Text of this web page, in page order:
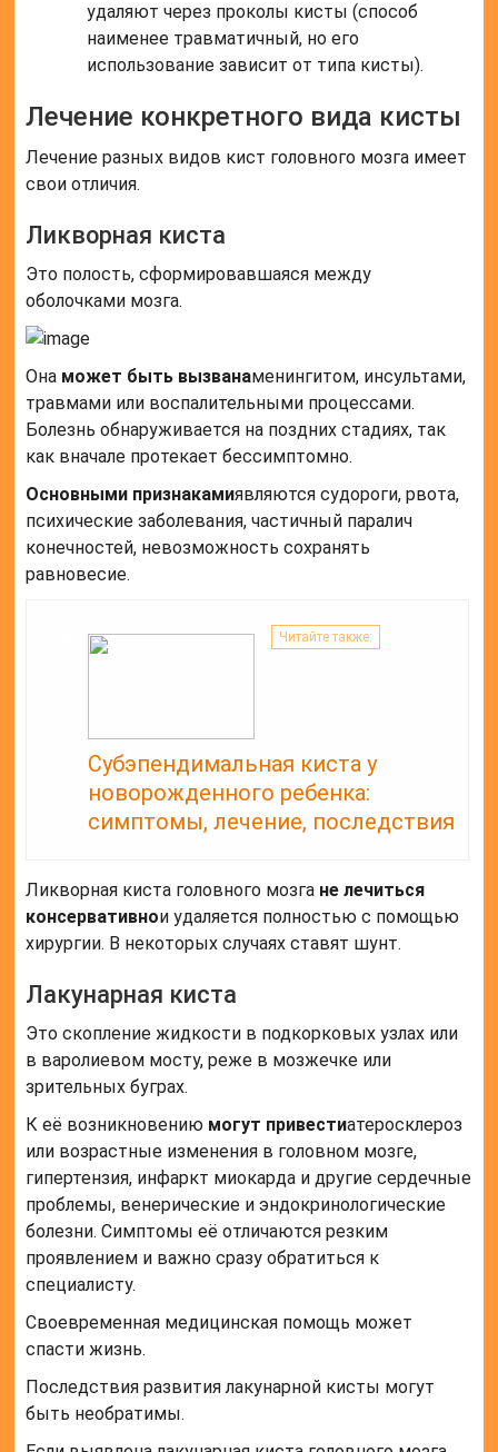
удаляют через проколы кисты (способ
наименее травматичный, но его
использование зависит от типа кисты).
Лечение конкретного вида кисты
Лечение разных видов кист головного мозга имеет
свои отличия.
Ликворная киста
Это полость, сформировавшаяся между
оболочками мозга.
Она может быть вызванаменингитом, инсультами,
травмами или воспалительными процессами.
Болезнь обнаруживается на поздних стадиях, так
как вначале протекает бессимптомно.
Основными признакамиявляются судороги, рвота,
психические заболевания, частичный паралич
конечностей, невозможность сохранять
равновесие.
Читайте также:
Субэпендимальная киста у
новорожденного ребенка:
симптомы, лечение, последствия
Ликворная киста головного мозга не лечиться
консервативнои удаляется полностью с помощью
хирургии. В некоторых случаях ставят шунт.
Лакунарная киста
Это скопление жидкости в подкорковых узлах или
в варолиевом мосту, реже в мозжечке или
зрительных буграх.
К её возникновению могут привестиатеросклероз
или возрастные изменения в головном мозге,
гипертензия, инфаркт миокарда и другие сердечные
проблемы, венерические и эндокринологические
болезни. Симптомы её отличаются резким
проявлением и важно сразу обратиться к
специалисту.
Своевременная медицинская помощь может
спасти жизнь.
Последствия развития лакунарной кисты могут
быть необратимы.